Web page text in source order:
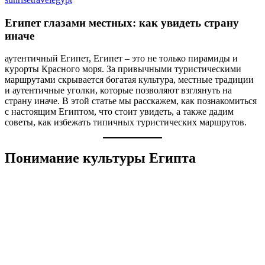
Египет глазами местных: как увидеть страну
иначе
аутентичный Египет, Египет – это не только пирамиды и
курорты Красного моря. За привычными туристическими
маршрутами скрывается богатая культура, местные традиции
и аутентичные уголки, которые позволяют взглянуть на
страну иначе. В этой статье мы расскажем, как познакомиться
с настоящим Египтом, что стоит увидеть, а также дадим
советы, как избежать типичных туристических маршрутов.
Понимание культуры Египта